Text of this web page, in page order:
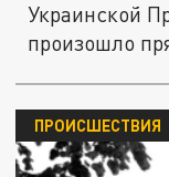
Украинской
произошло
ПРОИСШЕСТВИЯ